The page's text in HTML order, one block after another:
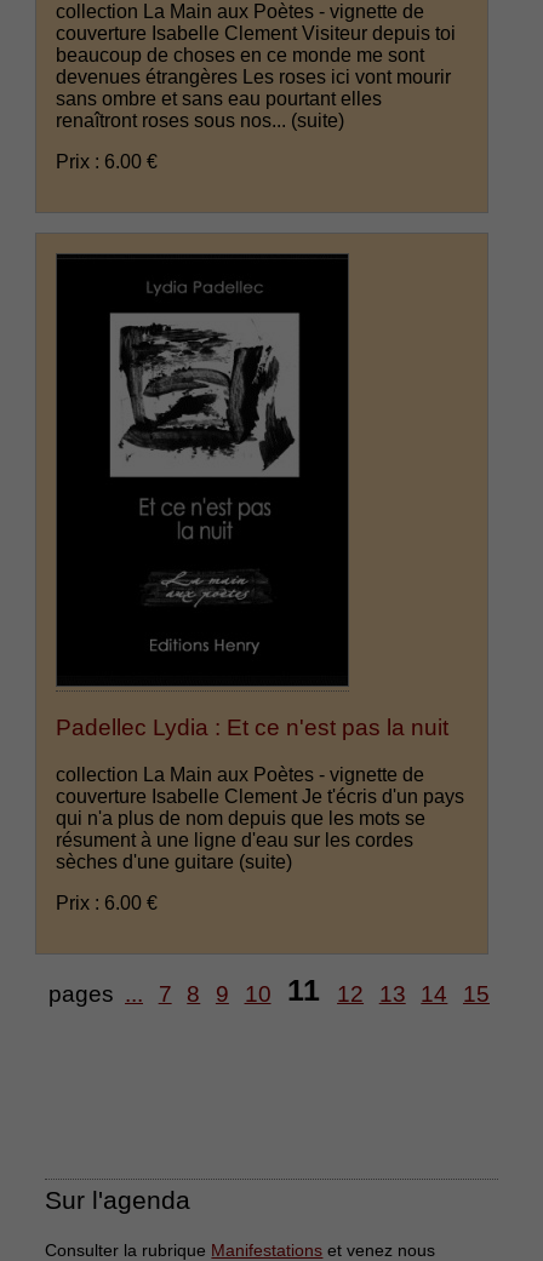
collection La Main aux Poètes - vignette de
couverture Isabelle Clement Visiteur depuis toi
beaucoup de choses en ce monde me sont
devenues étrangères Les roses ici vont mourir
sans ombre et sans eau pourtant elles
renaîtront roses sous nos... (suite)
Prix : 6.00 €
Padellec Lydia : Et ce n'est pas la nuit
collection La Main aux Poètes - vignette de
couverture Isabelle Clement Je t'écris d'un pays
qui n'a plus de nom depuis que les mots se
résument à une ligne d'eau sur les cordes
sèches d'une guitare (suite)
Prix : 6.00 €
pages ... 7 8 9 10 11 12 13 14 15
Sur l'agenda
Consulter la rubrique Manifestations et venez nous